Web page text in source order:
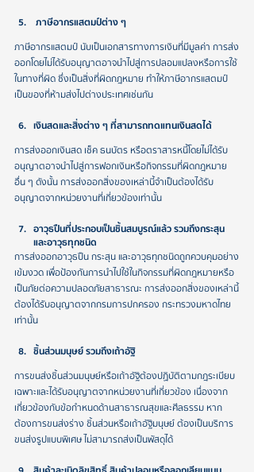
ภาษีอากรแสตมป์ต่าง ๆ
ภาษีอากรแสตมป์ นับเป็นเอกสารทางการเงินที่มีมูลค่า การส่ง
ออกโดยไม่ได้รับอนุญาตอาจนำไปสู่การปลอมแปลงหรือการใช้
ในทางที่ผิด ซึ่งเป็นสิ่งที่ผิดกฎหมาย ทำให้ภาษีอากรแสตมป์
เป็นของที่ห้ามส่งไปต่างประเทศเช่นกัน
เงินสดและสิ่งต่าง ๆ ที่สามารถทดแทนเงินสดได้
การส่งออกเงินสด เช็ค ธนบัตร หรือตราสารหนี้โดยไม่ได้รับ
อนุญาตอาจนำไปสู่การฟอกเงินหรือกิจกรรมที่ผิดกฎหมาย
อื่น ๆ ดังนั้น การส่งออกสิ่งของเหล่านี้จำเป็นต้องได้รับ
อนุญาตจากหน่วยงานที่เกี่ยวข้องเท่านั้น
อาวุธปืนที่ประกอบเป็นชิ้นสมบูรณ์แล้ว รวมถึงกระสุน
และอาวุธทุกชนิด
การส่งออกอาวุธปืน กระสุน และอาวุธทุกชนิดถูกควบคุมอย่าง
เข้มงวด เพื่อป้องกันการนำไปใช้ในกิจกรรมที่ผิดกฎหมายหรือ
เป็นภัยต่อความปลอดภัยสาธารณะ การส่งออกสิ่งของเหล่านี้
ต้องได้รับอนุญาตจากกรมการปกครอง กระทรวงมหาดไทย
เท่านั้น
ชิ้นส่วนมนุษย์ รวมถึงเถ้าอัฐิ
การขนส่งชิ้นส่วนมนุษย์หรือเถ้าอัฐิต้องปฏิบัติตามกฎระเบียบ
เฉพาะและได้รับอนุญาตจากหน่วยงานที่เกี่ยวข้อง เนื่องจาก
เกี่ยวข้องกับข้อกำหนดด้านสาธารณสุขและศีลธรรม หาก
ต้องการขนส่งร่าง ชิ้นส่วนหรือเถ้าอัฐิมนุษย์ ต้องเป็นบริการ
ขนส่งรูปแบบพิเศษ ไม่สามารถส่งเป็นพัสดุได้